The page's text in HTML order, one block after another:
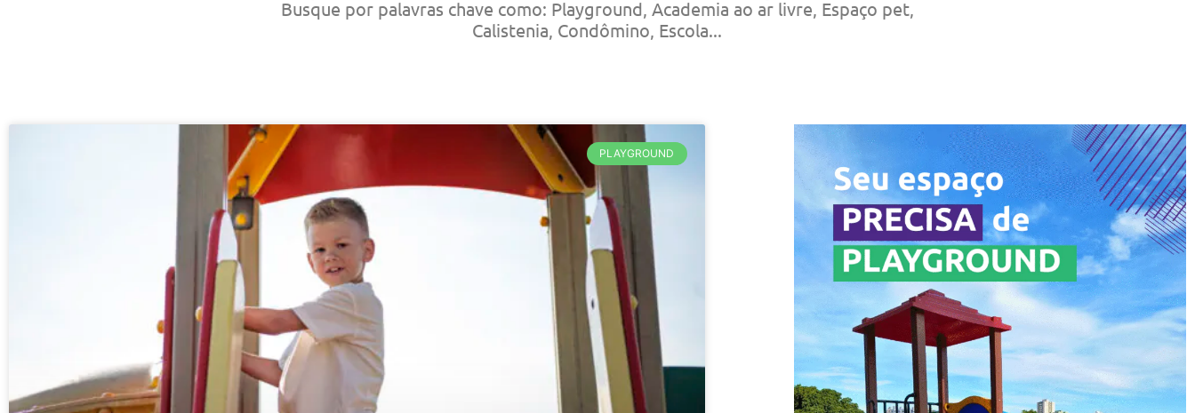
Busque por palavras chave como: Playground, Academia ao ar livre, Espaço pet,
Calistenia, Condômino, Escola...
PLAYGROUND